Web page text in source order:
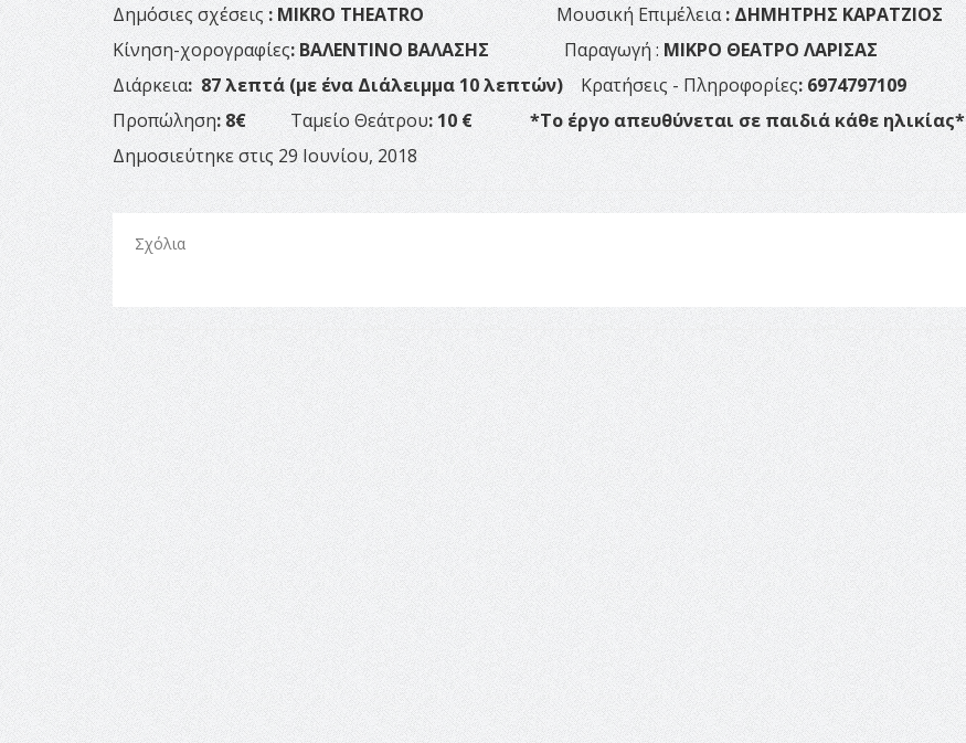
Δημόσιες σχέσεις: ΜIKRO THEATRO Μουσική Επιμέλεια: ΔΗΜΗΤΡΗΣ ΚΑΡΑΤΖΙΟΣ
Κίνηση-χορογραφίες: ΒΑΛΕΝΤΙΝΟ ΒΑΛΑΣΗΣ Παραγωγή : ΜΙΚΡΟ ΘΕΑΤΡΟ ΛΑΡΙΣΑΣ
Διάρκεια: 87 λεπτά (με ένα Διάλειμμα 10 λεπτών)Κρατήσεις - Πληροφορίες: 6974797109
Προπώληση: 8€ Ταμείο Θεάτρου: 10 € *Το έργο απευθύνεται σε παιδιά κάθε ηλικίας*
Δημοσιεύτηκε στις 29 Ιουνίου, 2018
Σχόλια